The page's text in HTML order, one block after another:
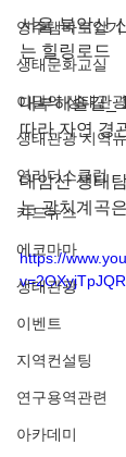
영주댐바로알기
생태문화교실
이달의 생태관
생태관광 지역
영리더스클럽
카드뉴스
에코마마
생태관광
이벤트
지역컨설팅
연구용역관련
아카데미
서울 북악산
는 힐링로드
대부해솔길_
따라 자연 경
대암산 생태
는 광치계곡
https://